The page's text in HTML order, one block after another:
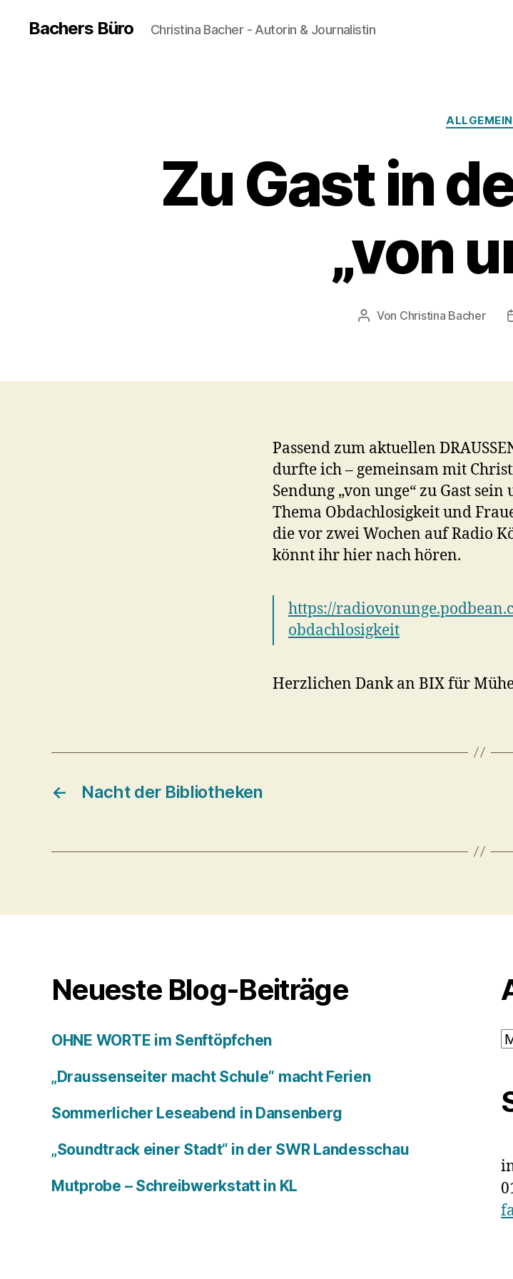
Bachers Büro Christina Bacher - Autorin & Journalistin
ALLGEMEIN
Zu Gast in
„von
Beitragsautor
Von Christina Bacher
Passend zum aktuellen
durfte ich – gemeinsam mit
Sendung „von unge“ zu Gast
Thema Obdachlosigkeit und
die vor zwei Wochen auf Radio
könnt ihr hier nach hören.
https://
obdachlosigkeit
Herzlichen Dank an BIX für
← Nacht der Bibliotheken
Neueste Blog-Beiträge
OHNE WORTE im Senftöpfchen
„Draussenseiter macht Schule“ macht Ferien
Sommerlicher Leseabend in Dansenberg
„Soundtrack einer Stadt“ in der SWR Landesschau
Mutprobe – Schreibwerkstatt in KL